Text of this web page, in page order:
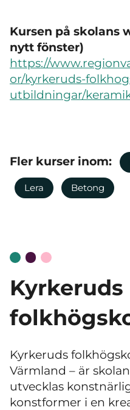
Kursen på skolans
nytt fönster)
https://
or/kyrkeruds-
utbildningar/
Fler kurser inom:
Lera Betong
Kyrkeruds
Kyrkeruds
Värmland – är
utvecklas
konstformer i en